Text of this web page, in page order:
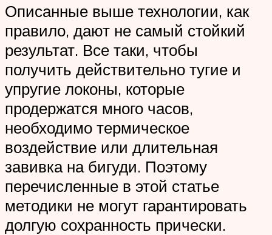
Описанные выше технологии, как
правило, дают не самый стойкий
результат. Все таки, чтобы
получить действительно тугие и
упругие локоны, которые
продержатся много часов,
необходимо термическое
воздействие или длительная
завивка на бигуди. Поэтому
перечисленные в этой статье
методики не могут гарантировать
долгую сохранность прически.